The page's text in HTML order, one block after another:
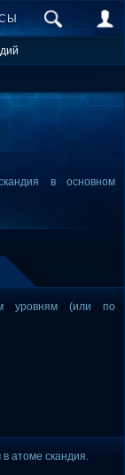
в основном
уровням (или по
атоме скандия.